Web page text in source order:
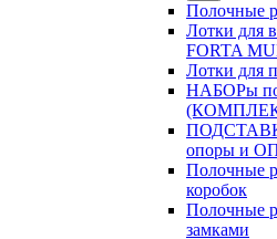
Полочные
Лотки для
FORTA
Лотки для
НАБОРы
опоры и
Полочные
коробок
Полочные
замками